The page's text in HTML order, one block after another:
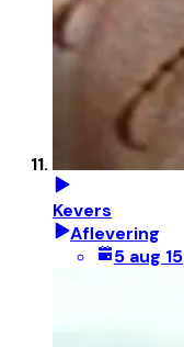
Kevers
Aflevering
5 aug 15